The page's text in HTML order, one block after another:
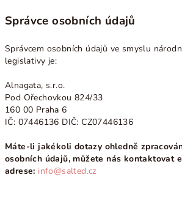
Správce osobních údajů
Správcem osobních údajů ve smyslu
legislativy je:
Alnagata, s.r.o.
Pod Ořechovkou 824/33
160 00 Praha 6
IČ: 07446136 DIČ: CZ07446136
Máte-li jakékoli dotazy ohledně
osobních údajů, můžete nás kontaktovat
adrese: info@salted.cz